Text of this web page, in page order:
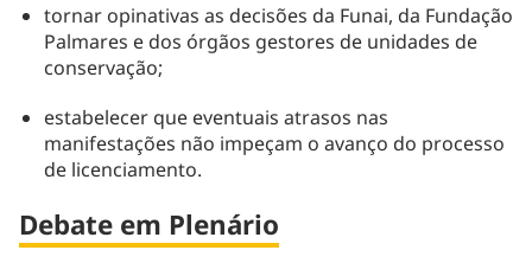
tornar opinativas as decisões da Funai, da Fundação
Palmares e dos órgãos gestores de unidades de
conservação;
estabelecer que eventuais atrasos nas
manifestações não impeçam o avanço do processo
de licenciamento.
Debate em Plenário